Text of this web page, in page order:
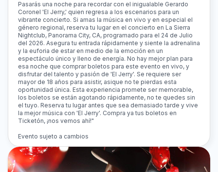
Pasarás una noche para recordar con el inigualable Gerardo
Coronel 'El Jerry,' quien regresa a los escenarios para un
vibrante concierto. Si amas la música en vivo y en especial el
género regional, reserva tu lugar en el concierto en La Sierra
Nightclub, Panorama City, CA, programado para el 24 de Julio
del 2026. Asegura tu entrada rápidamente y siente la adrenalina
y la euforia de estar en medio de la emoción en un
espectáculo único y lleno de energía. No hay mejor plan para
esa noche que comprar boletos para este evento en vivo, y
disfrutar del talento y pasión de 'El Jerry'. Se requiere ser
mayor de 18 años para asistir, asique no te pierdas esta
oportunidad única. Esta experiencia promete ser memorable,
los boletos se están agotando rápidamente, no te quedes sin
el tuyo. Reserva tu lugar antes que sea demasiado tarde y vive
la mejor música con 'El Jerry'. Compra ya tus boletos en
Ticketón, ¡nos vemos ahí!"
Evento sujeto a cambios